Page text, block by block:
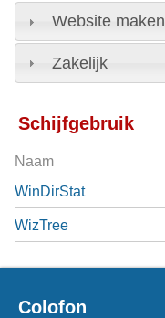
Website maken
Zakelijk
Schijfgebruik
Naam
WinDirStat
WizTree
Colofon